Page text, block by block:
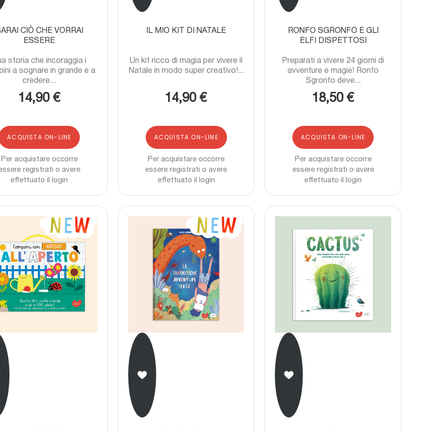
CIÒ CHE VORRAI
ESSERE
storia che incoraggia i
a sognare in grande e a
credere...
14,90 €
ACQUISTA ON-LINE
Per acquistare occorre
registrati o avere
effettuato il login
IL MIO KIT DI NATALE
Un kit ricco di magia per vivere il
Natale in modo super creativo!...
14,90 €
ACQUISTA ON-LINE
Per acquistare occorre
essere registrati o avere
effettuato il login
RONFO SGRONFO E GLI
ELFI DISPETTOSI
Preparati a vivere 24 giorni di
avventure e magie! Ronfo
Sgronfo deve...
18,50 €
ACQUISTA ON-LINE
Per acquistare occorre
essere registrati o avere
effettuato il login